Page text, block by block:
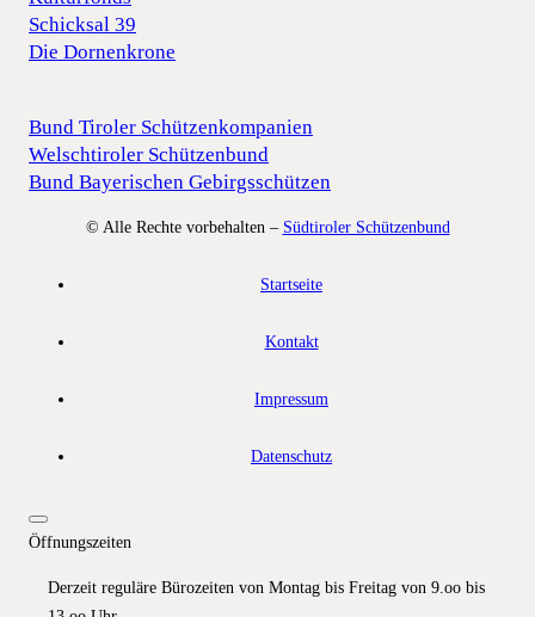
Schicksal 39
Die Dornenkrone
Bund Tiroler Schützenkompanien
Welschtiroler Schützenbund
Bund Bayerischen Gebirgsschützen
© Alle Rechte vorbehalten – Südtiroler Schützenbund
Startseite
Kontakt
Impressum
Datenschutz
Öffnungszeiten
Derzeit reguläre Bürozeiten von Montag bis Freitag von 9.oo bis